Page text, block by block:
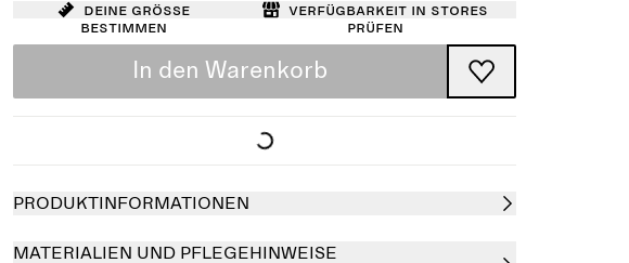
Deine Größe
bestimmen
Verfügbarkeit in Stores
prüfen
In den Warenkorb
PRODUKTINFORMATIONEN
MATERIALIEN UND PFLEGEHINWEISE